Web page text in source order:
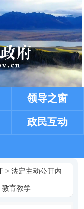
领导之窗
政民互动
> 法定主动公开内
教育教学